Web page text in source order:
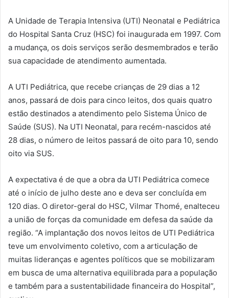
A Unidade de Terapia Intensiva (UTI) Neonatal e Pediátrica
do Hospital Santa Cruz (HSC) foi inaugurada em 1997. Com
a mudança, os dois serviços serão desmembrados e terão
sua capacidade de atendimento aumentada.
A UTI Pediátrica, que recebe crianças de 29 dias a 12
anos, passará de dois para cinco leitos, dos quais quatro
estão destinados a atendimento pelo Sistema Único de
Saúde (SUS). Na UTI Neonatal, para recém-nascidos até
28 dias, o número de leitos passará de oito para 10, sendo
oito via SUS.
A expectativa é de que a obra da UTI Pediátrica comece
até o início de julho deste ano e deva ser concluída em
120 dias. O diretor-geral do HSC, Vilmar Thomé, enalteceu
a união de forças da comunidade em defesa da saúde da
região. “A implantação dos novos leitos de UTI Pediátrica
teve um envolvimento coletivo, com a articulação de
muitas lideranças e agentes políticos que se mobilizaram
em busca de uma alternativa equilibrada para a população
e também para a sustentabilidade financeira do Hospital”,